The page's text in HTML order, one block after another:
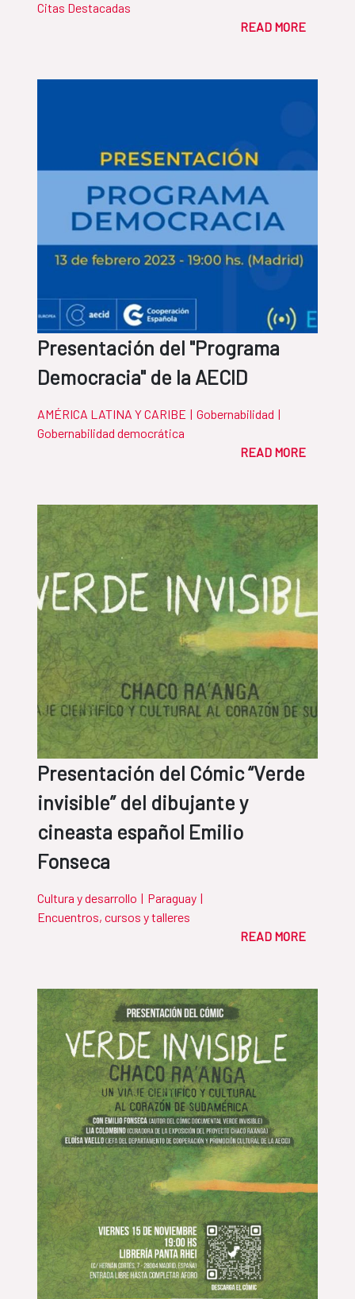
Citas Destacadas
READ MORE
Presentación del "Programa
Democracia" de la AECID
AMÉRICA LATINA Y CARIBE | Gobernabilidad |
Gobernabilidad democrática
READ MORE
Presentación del Cómic “Verde
invisible” del dibujante y
cineasta español Emilio
Fonseca
Cultura y desarrollo | Paraguay |
Encuentros, cursos y talleres
READ MORE